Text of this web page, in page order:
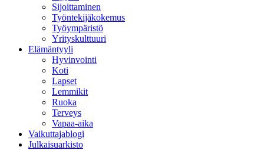
Sijoittaminen
Työntekijäkokemus
Työympäristö
Yrityskulttuuri
Elämäntyyli
Hyvinvointi
Koti
Lapset
Lemmikit
Ruoka
Terveys
Vapaa-aika
Vaikuttajablogi
Julkaisuarkisto